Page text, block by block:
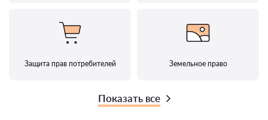
Защита прав потребителей Земельное право
Показать все